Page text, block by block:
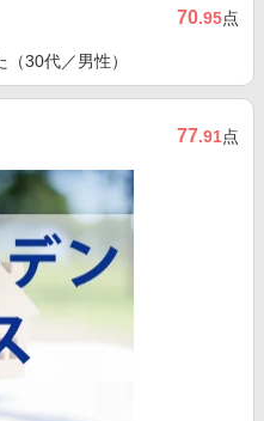
70.95点
30代／男性）
77.91点